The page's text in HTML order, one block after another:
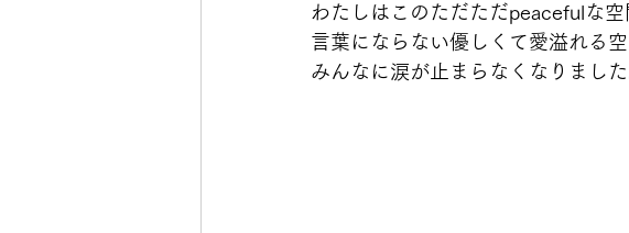
わたしはこのただただpeacefulな空
言葉にならない優しくて愛溢れる
みんなに涙が止まらなくなりました